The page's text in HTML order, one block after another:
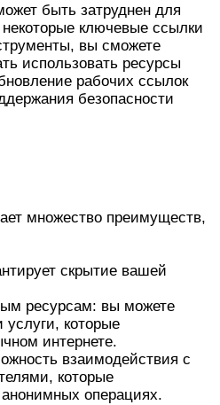
быть затруднен для
ключевые ссылки
вы сможете
использовать ресурсы
рабочих ссылок
безопасности
множество преимуществ,
скрытие вашей
ресурсам: вы можете
услуги, которые
интернете.
взаимодействия с
которые
операциях.